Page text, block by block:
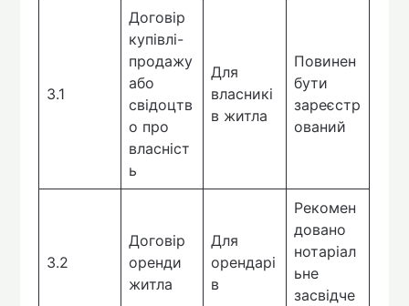
3.1
Договір
купівлі-
продажу
або
свідоцтв
о про
власніст
ь
Для
власникі
в житла
Повинен
бути
зареєстр
ований
3.2
Договір
оренди
житла
Для
орендарі
в
Рекомен
довано
нотаріал
ьне
засвідче